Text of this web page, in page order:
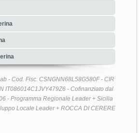
- Cod. Fisc. CSNGNN68L58G580F - CIR
IT086014C1JVY479Z6 - Cofinanziato dal
- Programma Regionale Leader + Sicilia
Locale Leader + ROCCA DI CERERE